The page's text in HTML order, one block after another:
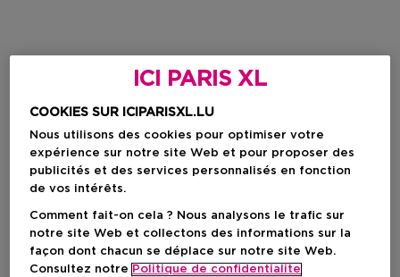
ICI PARIS XL
COOKIES SUR ICIPARISXL.LU
Nous utilisons des cookies pour optimiser votre
expérience sur notre site Web et pour proposer des
publicités et des services personnalisés en fonction
de vos intérêts.
Comment fait-on cela ? Nous analysons le trafic sur
notre site Web et collectons des informations sur la
façon dont chacun se déplace sur notre site Web.
Consultez notre Politique de confidentialite